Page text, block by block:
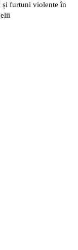
și furtuni violente în